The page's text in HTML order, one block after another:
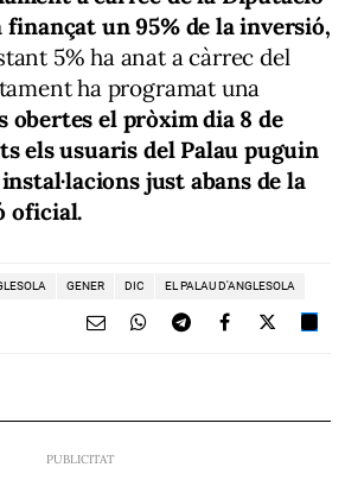
finançat un 95% de la inversió,
5% ha anat a càrrec del
ha programat una
obertes el pròxim dia 8 de
els usuaris del Palau puguin
just abans de la
oficial.
GENER DIC EL PALAU D'ANGLESOLA